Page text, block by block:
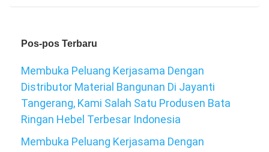
Pos-pos Terbaru
Membuka Peluang Kerjasama Dengan
Distributor Material Bangunan Di Jayanti
Tangerang, Kami Salah Satu Produsen Bata
Ringan Hebel Terbesar Indonesia
Membuka Peluang Kerjasama Dengan